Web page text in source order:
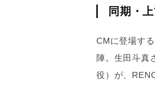
同期・
CMに登場す
陣。生田斗真
役）が、